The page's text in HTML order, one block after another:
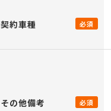
契約車種 必須
その他備考 必須